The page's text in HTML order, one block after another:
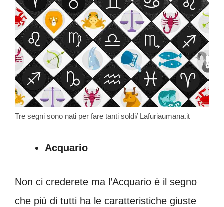
Tre segni sono nati per fare tanti soldi/ Lafuriaumana.it
Acquario
Non ci crederete ma l’Acquario è il segno
che più di tutti ha le caratteristiche giuste